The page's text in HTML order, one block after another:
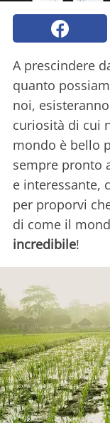
A prescindere
quanto
noi,
curiosità di cui
mondo è bello
sempre pronto
e interessante,
per proporvi
di come il
incredibile!